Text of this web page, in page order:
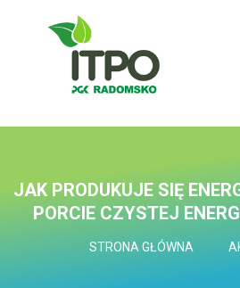
JAK PRODUKUJE SIĘ
PORCIE CZYSTEJ
STRONA GŁÓWNA